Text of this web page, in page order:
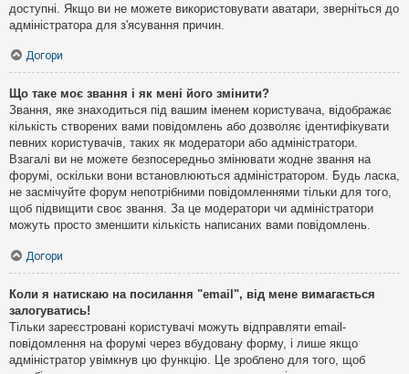
доступні. Якщо ви не можете використовувати аватари, зверніться до
адміністратора для з'ясування причин.
Догори
Що таке моє звання і як мені його змінити?
Звання, яке знаходиться під вашим іменем користувача, відображає
кількість створених вами повідомлень або дозволяє ідентифікувати
певних користувачів, таких як модератори або адміністратори.
Взагалі ви не можете безпосередньо змінювати жодне звання на
форумі, оскільки вони встановлюються адміністратором. Будь ласка,
не засмічуйте форум непотрібними повідомленнями тільки для того,
щоб підвищити своє звання. За це модератори чи адміністратори
можуть просто зменшити кількість написаних вами повідомлень.
Догори
Коли я натискаю на посилання "email", від мене вимагається
залогуватись!
Тільки зареєстровані користувачі можуть відправляти email-
повідомлення на форумі через вбудовану форму, і лише якщо
адміністратор увімкнув цю функцію. Це зроблено для того, щоб